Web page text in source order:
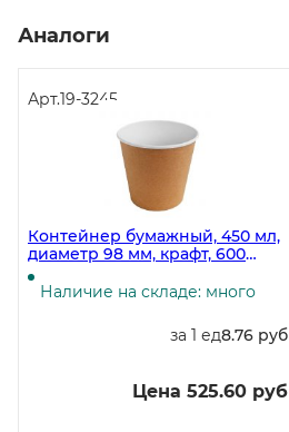
Аналоги
Арт.19-3245
Контейнер бумажный, 450 мл,
диаметр 98 мм, крафт, 600
штук в коробке
Наличие на складе: много
за 1 ед8.76 руб
Цена 525.60 руб